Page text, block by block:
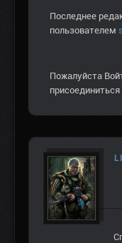
Последнее
пользователем
Пожалуйста
присоединиться